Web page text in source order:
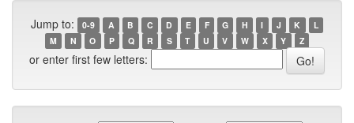
Jump to: 0-9 A B C D E F G H I J K
L
M
N O P Q R S T U V W X Y Z
or enter first few letters: